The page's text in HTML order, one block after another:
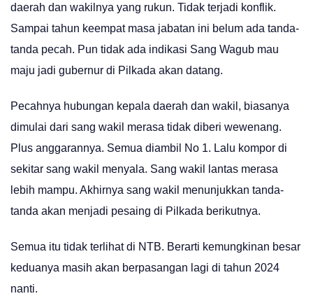
daerah dan wakilnya yang rukun. Tidak terjadi konflik.
Sampai tahun keempat masa jabatan ini belum ada tanda-
tanda pecah. Pun tidak ada indikasi Sang Wagub mau
maju jadi gubernur di Pilkada akan datang.
Pecahnya hubungan kepala daerah dan wakil, biasanya
dimulai dari sang wakil merasa tidak diberi wewenang.
Plus anggarannya. Semua diambil No 1. Lalu kompor di
sekitar sang wakil menyala. Sang wakil lantas merasa
lebih mampu. Akhirnya sang wakil menunjukkan tanda-
tanda akan menjadi pesaing di Pilkada berikutnya.
Semua itu tidak terlihat di NTB. Berarti kemungkinan besar
keduanya masih akan berpasangan lagi di tahun 2024
nanti.